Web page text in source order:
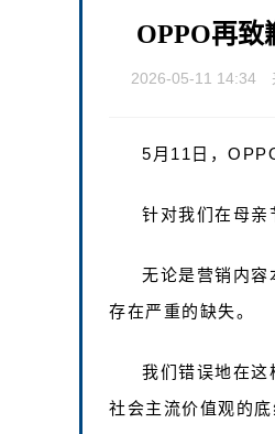
OPPO再致
2026-05-11 14:34
5月11日，
针对我们在母亲
无论是营销内容
存在严重的缺失。
我们错误地在这
社会主流价值观的